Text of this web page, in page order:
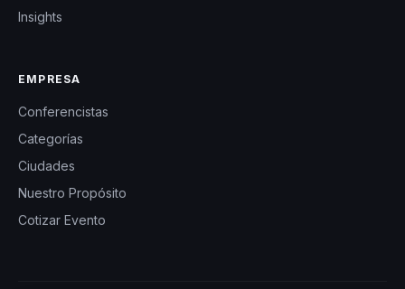
Insights
EMPRESA
Conferencistas
Categorías
Ciudades
Nuestro Propósito
Cotizar Evento